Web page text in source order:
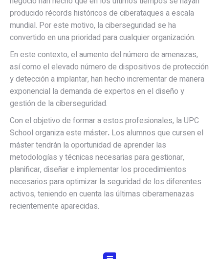
producido récords históricos de ciberataques a escala
mundial. Por este motivo, la ciberseguridad se ha
convertido en una prioridad para cualquier organización.
En este contexto, el aumento del número de amenazas,
así como el elevado número de dispositivos de protección
y detección a implantar, han hecho incrementar de manera
exponencial la demanda de expertos en el diseño y
gestión de la ciberseguridad.
Con el objetivo de formar a estos profesionales, la UPC
School organiza este máster. Los alumnos que cursen el
máster tendrán la oportunidad de aprender las
metodologías y técnicas necesarias para gestionar,
planificar, diseñar e implementar los procedimientos
necesarios para optimizar la seguridad de los diferentes
activos, teniendo en cuenta las últimas ciberamenazas
recientemente aparecidas.